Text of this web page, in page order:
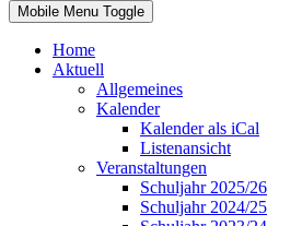
Mobile Menu Toggle
Home
Aktuell
Allgemeines
Kalender
Kalender als iCal
Listenansicht
Veranstaltungen
Schuljahr 2025/26
Schuljahr 2024/25